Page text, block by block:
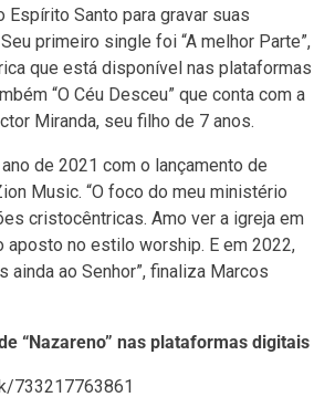
Espírito Santo para gravar suas
primeiro single foi “A melhor Parte”,
que está disponível nas plataformas
“O Céu Desceu” que conta com a
Miranda, seu filho de 7 anos.
de 2021 com o lançamento de
Music. “O foco do meu ministério
cristocêntricas. Amo ver a igreja em
aposto no estilo worship. E em 2022,
ainda ao Senhor”, finaliza Marcos
“Nazareno” nas plataformas digitais
733217763861